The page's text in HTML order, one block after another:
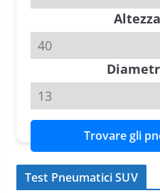
slick
20
Altezza
Trovare gli
Test Pneumatici SUV